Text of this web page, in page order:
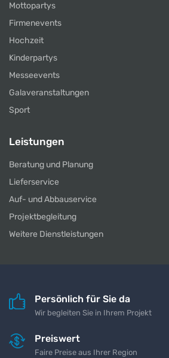
Mottopartys
Firmenevents
Hochzeit
Kinderpartys
Messeevents
Galaveranstaltungen
Sport
Leistungen
Beratung und Planung
Lieferservice
Auf- und Abbauservice
Projektbegleitung
Weitere Dienstleistungen
Persönlich für Sie da
Wir begleiten Sie in Ihrem Projekt
Preiswert
Faire Preise aus Ihrer Region